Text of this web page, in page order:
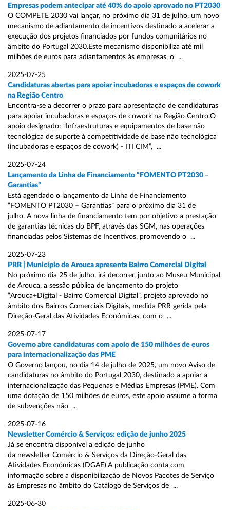
Empresas podem antecipar até 40% do apoio aprovado no PT2030
O COMPETE 2030 vai lançar, no próximo dia 31 de julho, um novo
mecanismo de adiantamento de incentivos destinado a acelerar a
execução dos projetos financiados por fundos comunitários no
âmbito do Portugal 2030.Este mecanismo disponibiliza até mil
milhões de euros para adiantamentos às empresas, o ...
2025-07-25
Candidaturas abertas para apoiar incubadoras e espaços de cowork
na Região Centro
Encontra-se a decorrer o prazo para apresentação de candidaturas
para apoiar incubadoras e espaços de cowork na Região Centro.O
apoio designado: “Infraestruturas e equipamentos de base não
tecnológica de suporte à competitividade de base não tecnológica
(incubadoras e espaços de cowork) - ITI CIM”, ...
2025-07-24
Lançamento da Linha de Financiamento “FOMENTO PT2030 –
Garantias”
Está agendado o lançamento da Linha de Financiamento
“FOMENTO PT2030 – Garantias” para o próximo dia 31 de
julho. A nova linha de financiamento tem por objetivo a prestação
de garantias técnicas do BPF, através das SGM, nas operações
financiadas pelos Sistemas de Incentivos, promovendo o ...
2025-07-23
PRR | Município de Arouca apresenta Bairro Comercial Digital
No próximo dia 25 de julho, irá decorrer, junto ao Museu Municipal
de Arouca, a sessão pública de lançamento do projeto
“Arouca+Digital - Bairro Comercial Digital”, projeto aprovado no
âmbito dos Bairros Comerciais Digitais, medida PRR gerida pela
Direção-Geral das Atividades Económicas, com o ...
2025-07-17
Governo abre candidaturas com apoio de 150 milhões de euros
para internacionalização das PME
O Governo lançou, no dia 14 de julho de 2025, um novo Aviso de
candidaturas no âmbito do Portugal 2030, destinado a apoiar a
internacionalização das Pequenas e Médias Empresas (PME). Com
uma dotação de 150 milhões de euros, este apoio assume a forma
de subvenções não ...
2025-07-16
Newsletter Comércio & Serviços: edição de junho 2025
Já se encontra disponível a edição de junho
da newsletter Comércio & Serviços da Direção-Geral das
Atividades Económicas (DGAE).A publicação conta com
informação sobre a disponibilização de Novos Pacotes de Serviço
às Empresas no âmbito do Catálogo de Serviços de ...
2025-06-30